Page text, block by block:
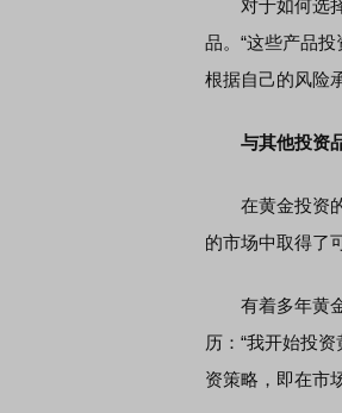
对于如何选择
品。“这些产品
根据自己的风险
与其他投资
在黄金投资的
的市场中取得了
有着多年黄金
历：“我开始投
资策略，即在市
连线｜东方财富证券陈果：A股再平衡的